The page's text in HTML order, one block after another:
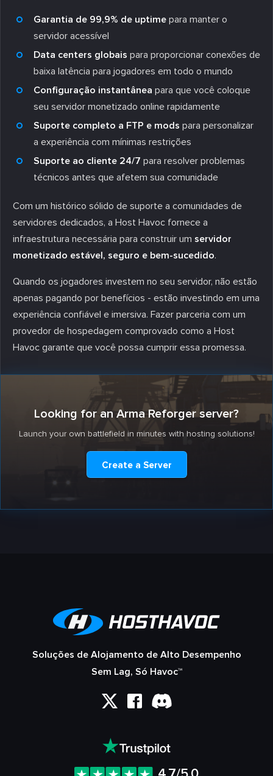
Garantia de 99,9% de uptime para manter o
servidor acessível
Data centers globais para proporcionar conexões de
baixa latência para jogadores em todo o mundo
Configuração instantânea para que você coloque
seu servidor monetizado online rapidamente
Suporte completo a FTP e mods para personalizar
a experiência com mínimas restrições
Suporte ao cliente 24/7 para resolver problemas
técnicos antes que afetem sua comunidade
Com um histórico sólido de suporte a comunidades de
servidores dedicados, a Host Havoc fornece a
infraestrutura necessária para construir um servidor
monetizado estável, seguro e bem-sucedido.
Quando os jogadores investem no seu servidor, não estão
apenas pagando por benefícios - estão investindo em uma
experiência confiável e imersiva. Fazer parceria com um
provedor de hospedagem comprovado como a Host
Havoc garante que você possa cumprir essa promessa.
Looking for an Arma Reforger server?
Launch your own battlefield in minutes with hosting solutions!
Create a Server
Soluções de Alojamento de Alto Desempenho
Sem Lag, Só Havoc™